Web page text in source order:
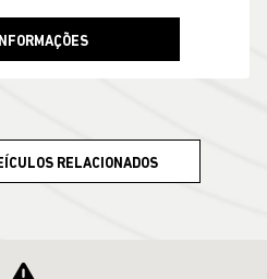
RELACIONADOS
0002-47